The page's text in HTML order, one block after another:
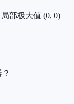
部极大值 (0, 0)